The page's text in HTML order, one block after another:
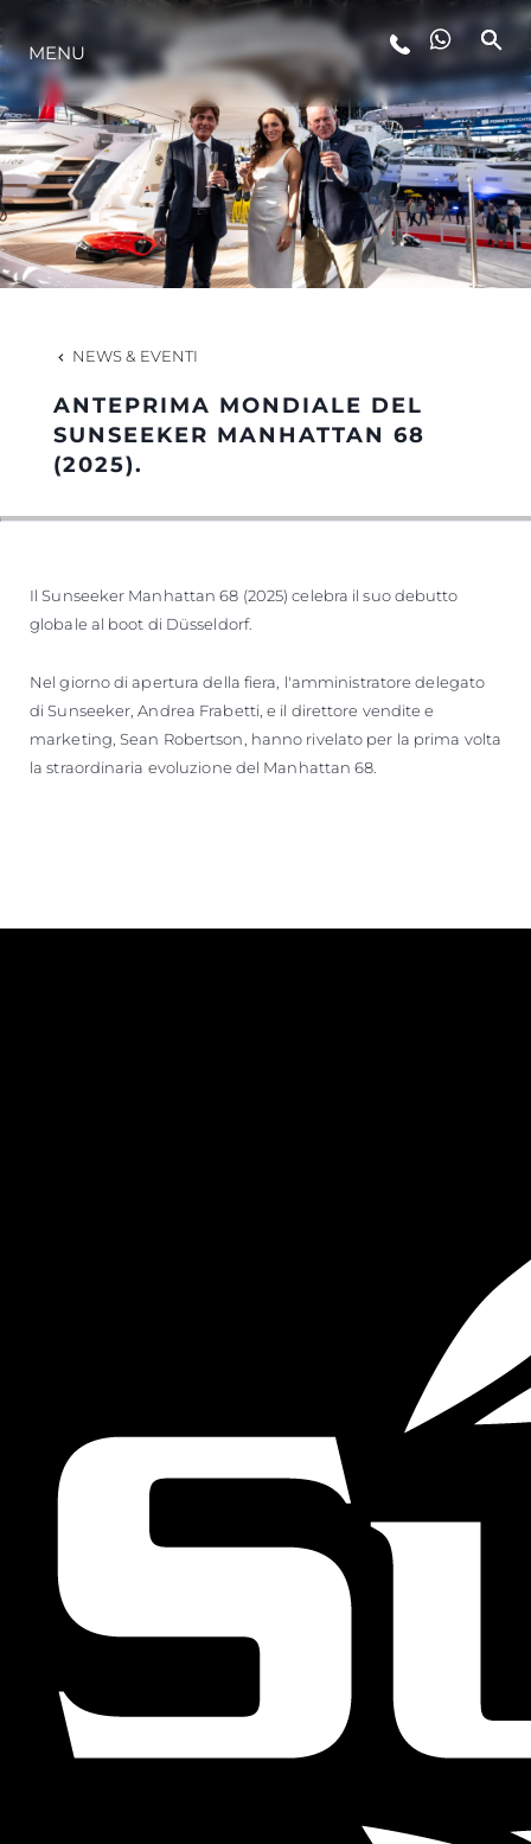
LIFESTYLE
INNOVAZIONE
L'AZIENDA
HERITAGE
VALUTA LA TUA IMBARCAZIONE
MENU
NEWS & EVENTI
ANTEPRIMA MONDIALE DEL
SUNSEEKER MANHATTAN 68
(2025).
Il Sunseeker Manhattan 68 (2025) celebra il suo debutto
globale al boot di Düsseldorf.
Nel giorno di apertura della fiera, l'amministratore delegato
di Sunseeker, Andrea Frabetti, e il direttore vendite e
marketing, Sean Robertson, hanno rivelato per la prima volta
la straordinaria evoluzione del Manhattan 68.